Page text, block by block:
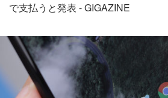
で支払うと発表 - GIGAZINE